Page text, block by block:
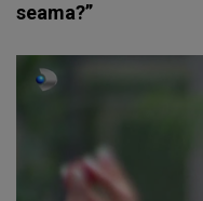
seama?”